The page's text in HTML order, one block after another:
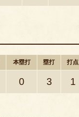
本塁打 塁打 打点
0 3 1